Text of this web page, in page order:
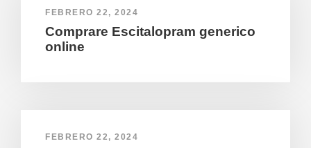
FEBRERO 22, 2024
Comprare Escitalopram generico
online
FEBRERO 22, 2024